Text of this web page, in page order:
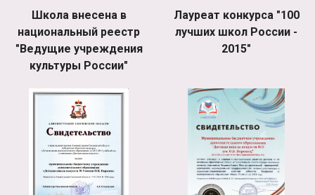
Школа внесена в
национальный реестр
"Ведущие учреждения
культуры России"
Лауреат конкурса "100
лучших школ России -
2015"